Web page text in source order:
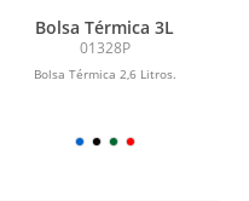
Bolsa Térmica 3L
01328P
Bolsa Térmica 2,6 Litros.